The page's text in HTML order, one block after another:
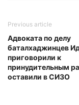
Previous article
Адвоката по делу
баталхаджинцев
приговорили к
принудительным
оставили в СИЗО